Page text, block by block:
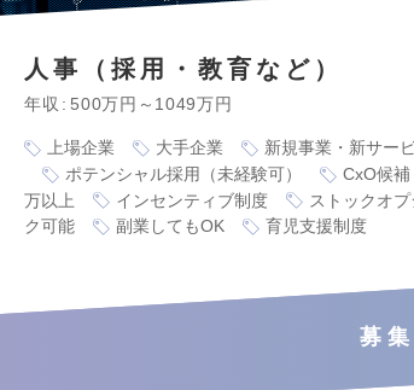
人事（採用・教育など）
年収 500万円～1049万円
上場企業 大手企業 新規事業・新サー
ポテンシャル採用（未経験可）
CxO候補
万以上
インセンティブ制度 ストックオ
ク可能
副業してもOK 育児支援制度
募